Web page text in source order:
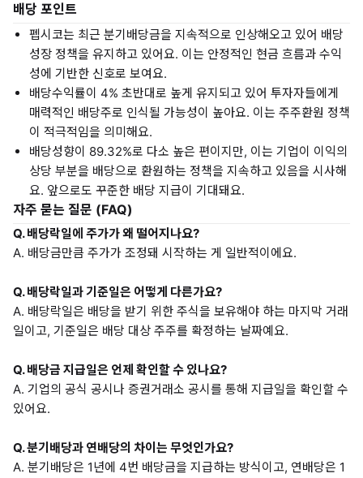
배당 포인트
펩시코는 최근 분기배당금을 지속적으로 인상해오고 있어 배당
성장 정책을 유지하고 있어요. 이는 안정적인 현금 흐름과 수익
성에 기반한 신호로 보여요.
배당수익률이 4% 초반대로 높게 유지되고 있어 투자자들에게
매력적인 배당주로 인식될 가능성이 높아요. 이는 주주환원 정책
이 적극적임을 의미해요.
배당성향이 89.32%로 다소 높은 편이지만, 이는 기업이 이익의
상당 부분을 배당으로 환원하는 정책을 지속하고 있음을 시사해
요. 앞으로도 꾸준한 배당 지급이 기대돼요.
자주 묻는 질문 (FAQ)
Q. 배당락일에 주가가 왜 떨어지나요?
A. 배당금만큼 주가가 조정돼 시작하는 게 일반적이에요.
Q. 배당락일과 기준일은 어떻게 다른가요?
A. 배당락일은 배당을 받기 위한 주식을 보유해야 하는 마지막 거래
일이고, 기준일은 배당 대상 주주를 확정하는 날짜예요.
Q. 배당금 지급일은 언제 확인할 수 있나요?
A. 기업의 공식 공시나 증권거래소 공시를 통해 지급일을 확인할 수
있어요.
Q. 분기배당과 연배당의 차이는 무엇인가요?
A. 분기배당은 1년에 4번 배당금을 지급하는 방식이고, 연배당은 1